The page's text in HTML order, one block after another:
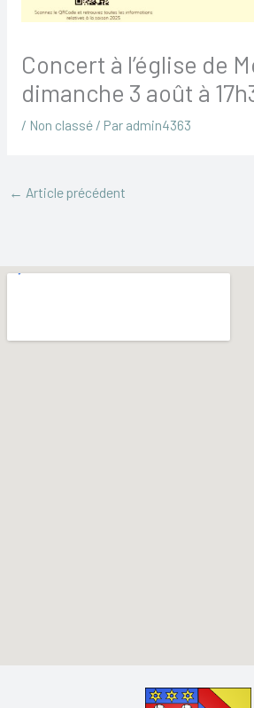
Concert à l’église de
dimanche 3 août à
/ Non classé/ Par admin4363
← Article précédent